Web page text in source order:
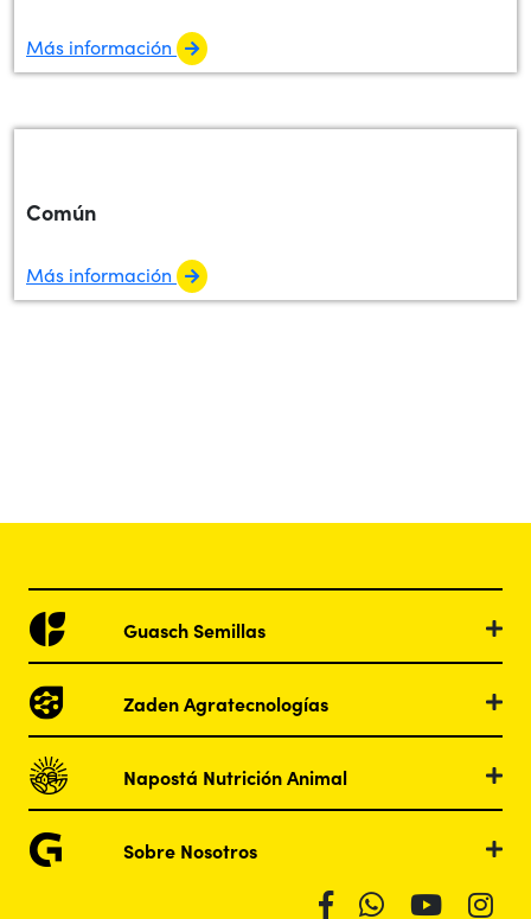
Más información
Común
Más información
Guasch Semillas
Zaden Agratecnologías
Napostá Nutrición Animal
Sobre Nosotros